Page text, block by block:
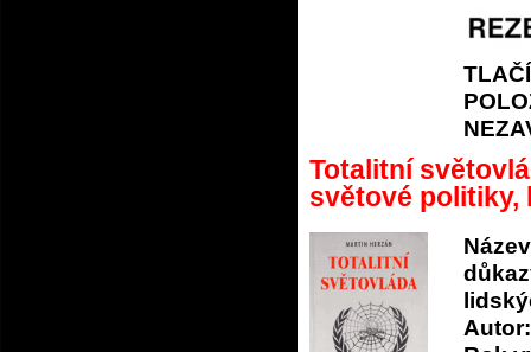
Totalitní
světové politiky,
Autor: